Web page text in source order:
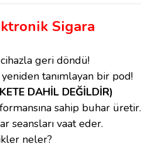
Sigara
geri döndü!
tanımlayan bir pod!
DAHİL DEĞİLDİR)
sahip buhar üretir.
seansları vaat eder.
neler?